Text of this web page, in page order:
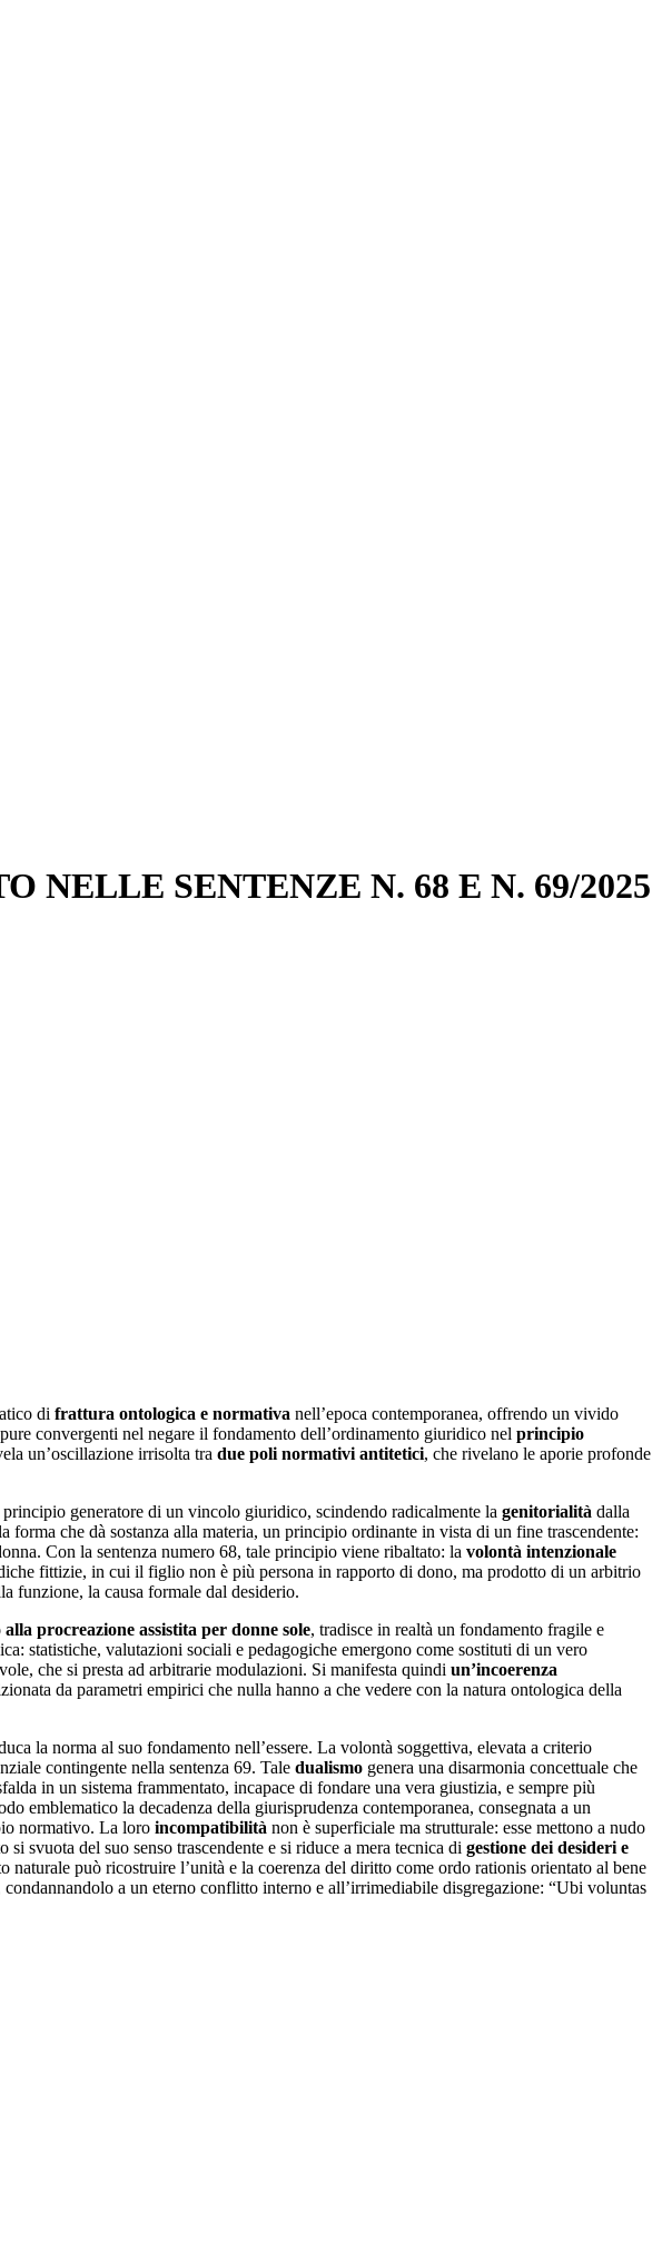
NELLE SENTENZE N. 68 E N. 69/2025
di frattura ontologica e normativa nell’epoca contemporanea, offrendo un vivido
convergenti nel negare il fondamento dell’ordinamento giuridico nel principio
un’oscillazione irrisolta tra due poli normativi antitetici, che rivelano le aporie profonde
principio generatore di un vincolo giuridico, scindendo radicalmente la genitorialità dalla
che dà sostanza alla materia, un principio ordinante in vista di un fine trascendente:
Con la sentenza numero 68, tale principio viene ribaltato: la volontà intenzionale
fittizie, in cui il figlio non è più persona in rapporto di dono, ma prodotto di un arbitrio
funzione, la causa formale dal desiderio.
alla procreazione assistita per donne sole, tradisce in realtà un fondamento fragile e
statistiche, valutazioni sociali e pedagogiche emergono come sostituti di un vero
che si presta ad arbitrarie modulazioni. Si manifesta quindi un’incoerenza
da parametri empirici che nulla hanno a che vedere con la natura ontologica della
la norma al suo fondamento nell’essere. La volontà soggettiva, elevata a criterio
contingente nella sentenza 69. Tale dualismo genera una disarmonia concettuale che
in un sistema frammentato, incapace di fondare una vera giustizia, e sempre più
emblematico la decadenza della giurisprudenza contemporanea, consegnata a un
normativo. La loro incompatibilità non è superficiale ma strutturale: esse mettono a nudo
svuota del suo senso trascendente e si riduce a mera tecnica di gestione dei desideri e
può ricostruire l’unità e la coerenza del diritto come ordo rationis orientato al bene
a un eterno conflitto interno e all’irrimediabile disgregazione: “Ubi voluntas